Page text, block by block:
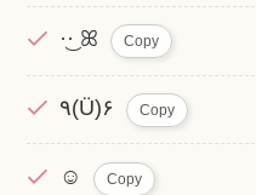
·͜· ꕤ︎︎ Copy
٩(Ü)۶ Copy
☺︎ Copy